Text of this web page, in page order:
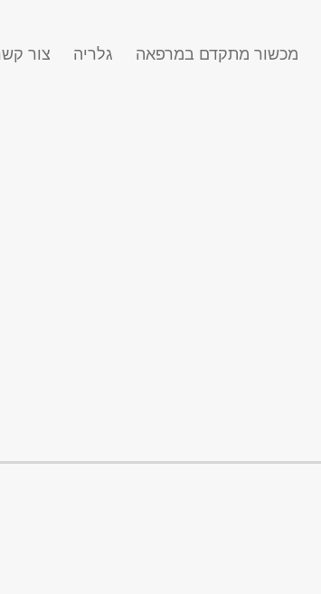
מכשור מתקדם במרפאה גלריה צור